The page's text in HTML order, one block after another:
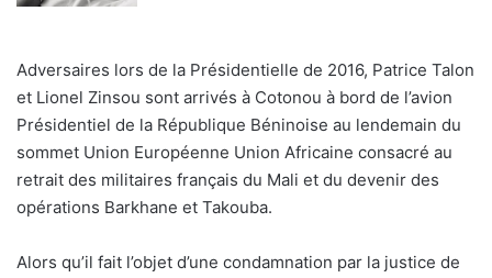
Adversaires lors de la Présidentielle de 2016, Patrice Talon
et Lionel Zinsou sont arrivés à Cotonou à bord de l’avion
Présidentiel de la République Béninoise au lendemain du
sommet Union Européenne Union Africaine consacré au
retrait des militaires français du Mali et du devenir des
opérations Barkhane et Takouba.
Alors qu’il fait l’objet d’une condamnation par la justice de